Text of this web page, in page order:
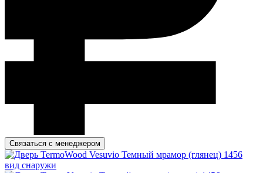
Связаться с менеджером